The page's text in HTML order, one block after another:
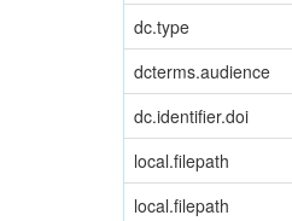
dc.type
dcterms.audience
dc.identifier.doi
local.filepath
local.filepath